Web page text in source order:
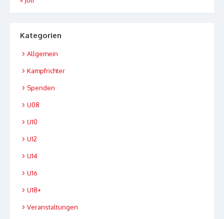
Kategorien
Allgemein
Kampfrichter
Spenden
U08
U10
U12
U14
U16
U18+
Veranstaltungen